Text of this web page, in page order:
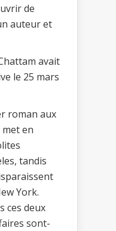
de
auteur et
avait
le 25 mars
roman aux
en
tandis
York.
ces deux
sont-